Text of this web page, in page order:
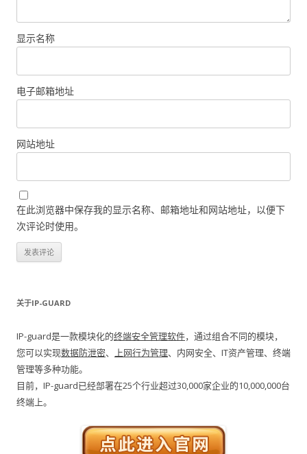
显示名称
电子邮箱地址
网站地址
在此浏览器中保存我的显示名称、邮箱地址和网站地址，以便下
次评论时使用。
关于IP-GUARD
IP-guard是一款模块化的终端安全管理软件，通过组合不同的模块，
您可以实现数据防泄密、 上网行为管理、内网安全、IT资产管理、终端
管理等多种功能。
目前，IP-guard已经部署在25个行业超过30,000家企业的10,000,000台
终端上。